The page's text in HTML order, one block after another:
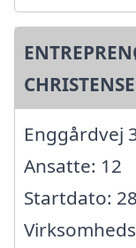
Enggårdvej
Ansatte: 12
Startdato: